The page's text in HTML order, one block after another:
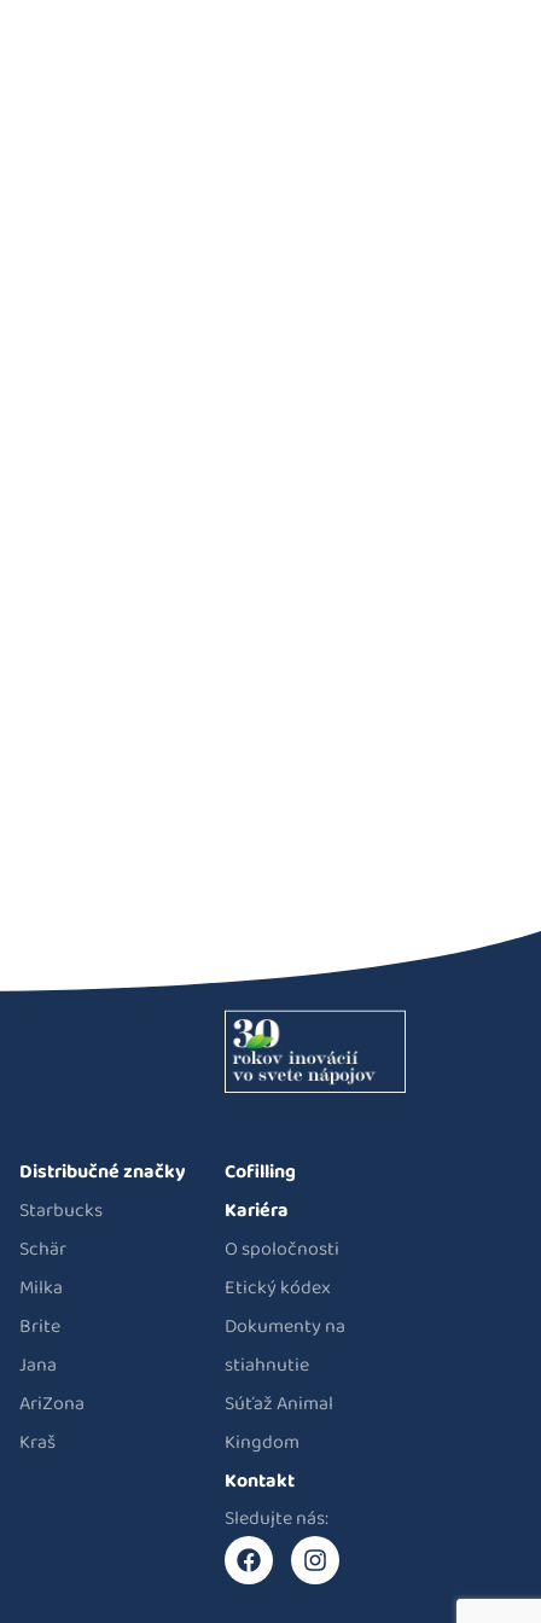
Distribučné značky
Starbucks
Schär
Milka
Brite
Jana
AriZona
Kraš
Cofilling
Kariéra
O spoločnosti
Etický kódex
Dokumenty na
stiahnutie
Súťaž Animal
Kingdom
Kontakt
Sledujte nás: